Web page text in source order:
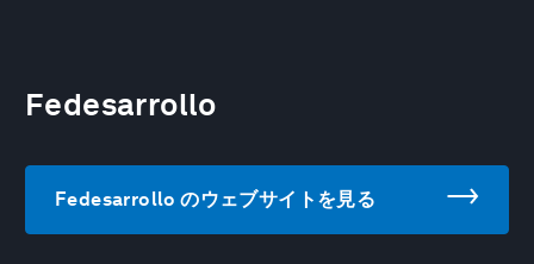
Fedesarrollo
Fedesarrollo のウェブサイトを見る